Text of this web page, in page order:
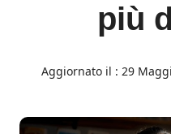
più
Aggiornato il : 29